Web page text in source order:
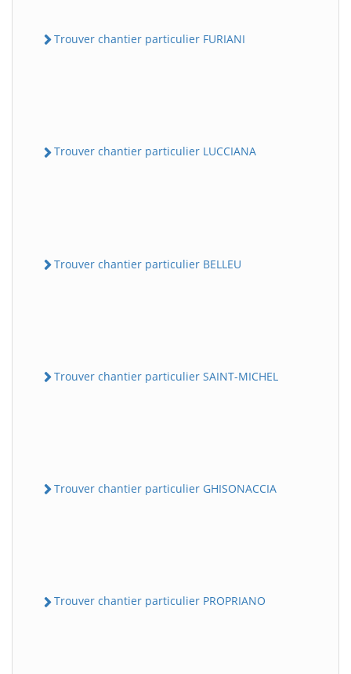
Trouver chantier particulier FURIANI
Trouver chantier particulier LUCCIANA
Trouver chantier particulier BELLEU
Trouver chantier particulier SAINT-MICHEL
Trouver chantier particulier GHISONACCIA
Trouver chantier particulier PROPRIANO